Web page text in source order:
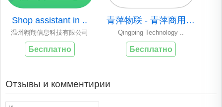
Shop assistant in ..
温州翱翔信息科技有限公司
Бесплатно
青萍物联 - 青萍商用产品 App
Qingping Technology ..
Бесплатно
Отзывы и комментирии